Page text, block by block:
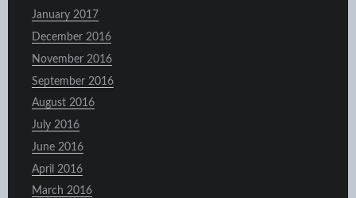
January 2017
December 2016
November 2016
September 2016
August 2016
July 2016
June 2016
April 2016
March 2016